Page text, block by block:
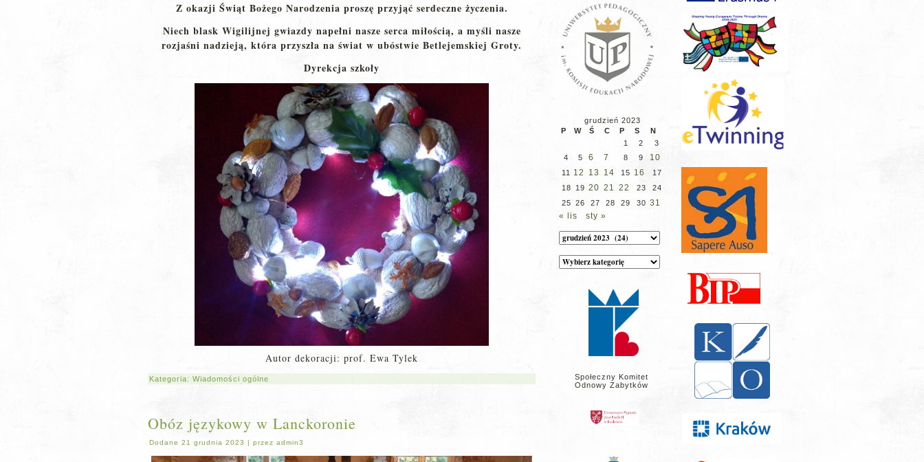
Z okazji Świąt Bożego Narodzenia proszę przyjąć serdeczne życzenia.
Niech blask Wigilijnej gwiazdy napełni nasze serca miłością, a myśli nasze
rozjaśni nadzieją, która przyszła na świat w ubóstwie Betlejemskiej Groty.
Dyrekcja szkoły
Autor dekoracji: prof. Ewa Tylek
Kategoria: Wiadomości ogólne
Obóz językowy w Lanckoronie
Dodane 21 grudnia 2023 | przez admin3
grudzień 2023
P
W Ś C P S
N
1
2
3
4
5 6 7 8 9 10
11 12 13 14 15 16
17
18
19 20 21 22 23
24
25 26 27 28 29 30 31
« lis
sty »
Archiwum
Kategorie
wpisów
Społeczny Komitet
Odnowy Zabytków